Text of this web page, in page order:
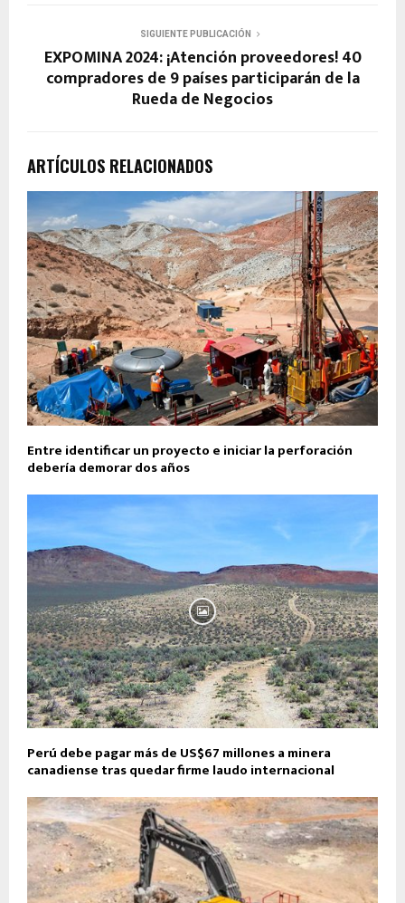
SIGUIENTE PUBLICACIÓN
EXPOMINA 2024: ¡Atención proveedores! 40
compradores de 9 países participarán de la
Rueda de Negocios
ARTÍCULOS RELACIONADOS
Entre identificar un proyecto e iniciar la perforación
debería demorar dos años
Perú debe pagar más de US$67 millones a minera
canadiense tras quedar firme laudo internacional